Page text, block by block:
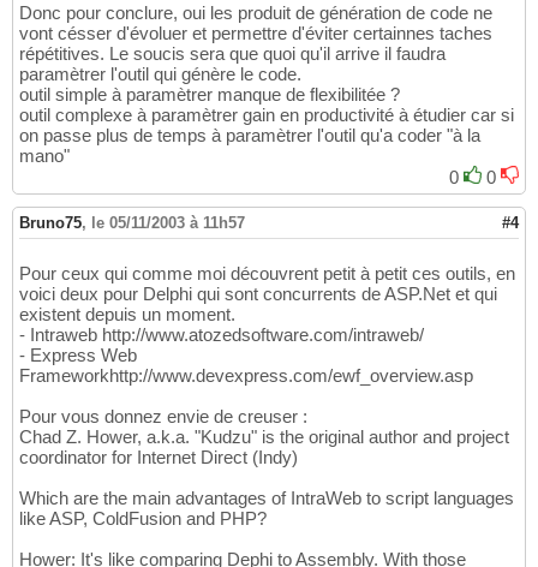
Donc pour conclure, oui les produit de génération de code ne
vont césser d'évoluer et permettre d'éviter certainnes taches
répétitives. Le soucis sera que quoi qu'il arrive il faudra
paramètrer l'outil qui génère le code.
outil simple à paramètrer manque de flexibilitée ?
outil complexe à paramètrer gain en productivité à étudier car si
on passe plus de temps à paramètrer l'outil qu'a coder "à la
mano"
0
0
Bruno75, le 05/11/2003 à 11h57 #4
Pour ceux qui comme moi découvrent petit à petit ces outils, en
voici deux pour Delphi qui sont concurrents de ASP.Net et qui
existent depuis un moment.
- Intraweb http://www.atozedsoftware.com/intraweb/
- Express Web
Frameworkhttp://www.devexpress.com/ewf_overview.asp
Pour vous donnez envie de creuser :
Chad Z. Hower, a.k.a. "Kudzu" is the original author and project
coordinator for Internet Direct (Indy)
Which are the main advantages of IntraWeb to script languages
like ASP, ColdFusion and PHP?
Hower: It's like comparing Dephi to Assembly. With those